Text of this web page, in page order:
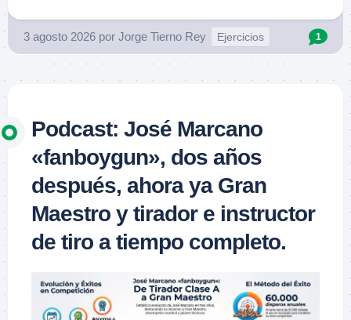
3 agosto 2026 por Jorge Tierno Rey Ejercicios 1
Podcast: José Marcano
«fanboygun», dos años
después, ahora ya Gran
Maestro y tirador e instructor
de tiro a tiempo completo.